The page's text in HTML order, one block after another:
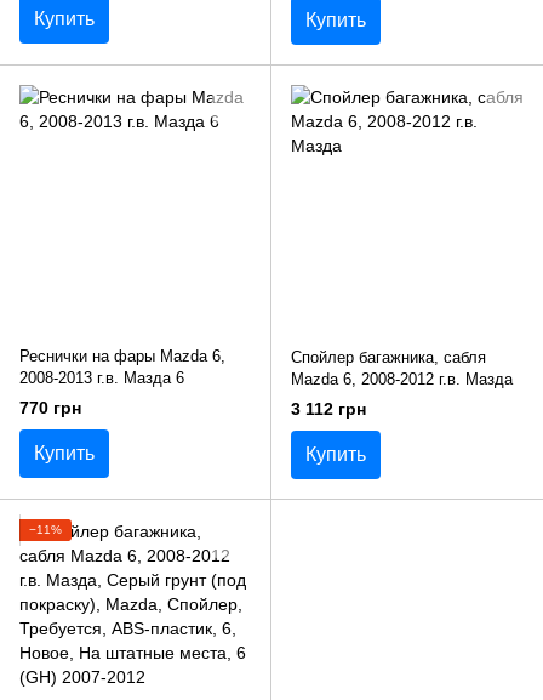
Купить Купить
Реснички на фары Mazda 6,
2008-2013 г.в. Мазда 6
770 грн
Купить
Спойлер багажника, сабля
Mazda 6, 2008-2012 г.в. Мазда
3 112 грн
Купить
−11%